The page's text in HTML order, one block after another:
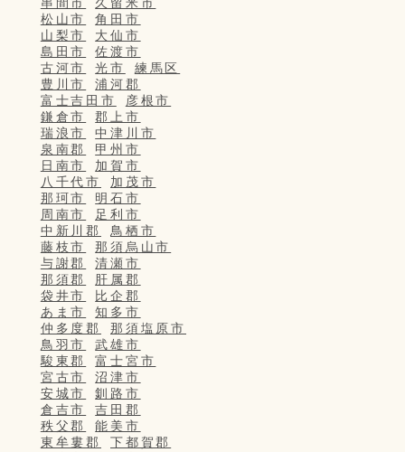
串間市
久留米市
松山市
角田市
山梨市
大仙市
島田市
佐渡市
古河市
光市
練馬区
豊川市
浦河郡
富士吉田市
彦根市
鎌倉市
郡上市
瑞浪市
中津川市
泉南郡
甲州市
日南市
加賀市
八千代市
加茂市
那珂市
明石市
周南市
足利市
中新川郡
鳥栖市
藤枝市
那須烏山市
与謝郡
清瀬市
那須郡
肝属郡
袋井市
比企郡
あま市
知多市
仲多度郡
那須塩原市
鳥羽市
武雄市
駿東郡
富士宮市
宮古市
沼津市
安城市
釧路市
倉吉市
吉田郡
秩父郡
能美市
東牟婁郡
下都賀郡